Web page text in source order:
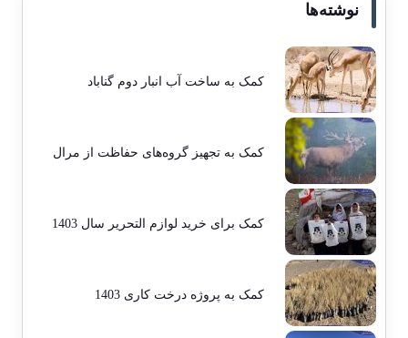
نوشته‌ها
کمک به ساخت آب انبار دوم گناباد
کمک به تجهیز گروه‌های حفاظت از مرال
کمک برای خرید لوازم التحریر سال 1403
کمک به پروژه درخت کاری 1403